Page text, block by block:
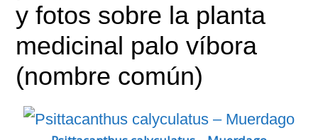
y fotos sobre la planta
medicinal palo víbora
(nombre común)